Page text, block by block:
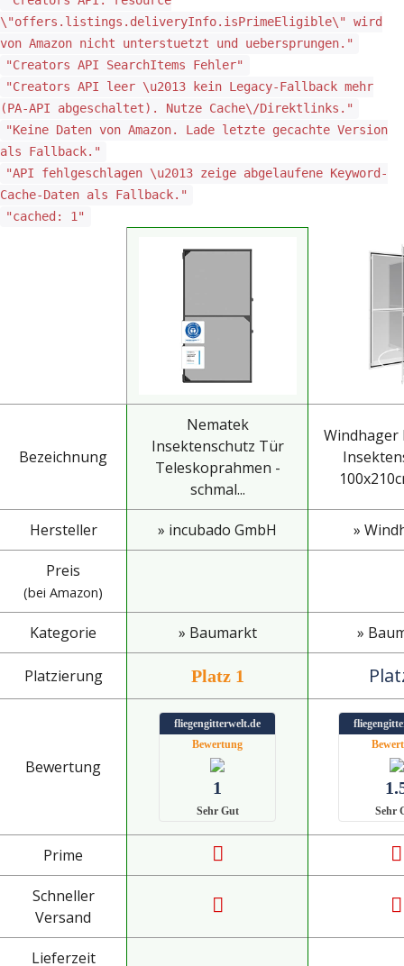
\"offers.listings.deliveryInfo.isPrimeEligible\" wird
von Amazon nicht unterstuetzt und uebersprungen."
"Creators API SearchItems Fehler"
"Creators API leer \u2013 kein Legacy-Fallback mehr
(PA-API abgeschaltet). Nutze Cache\/Direktlinks."
"Keine Daten von Amazon. Lade letzte gecachte Version
als Fallback."
"API fehlgeschlagen \u2013 zeige abgelaufene Keyword-
Cache-Daten als Fallback."
"cached: 1"
Bezeichnung
Nematek
Insektenschutz Tür
Teleskoprahmen -
schmal...
Windhager
Hersteller » incubado GmbH »
Preis
(bei Amazon)
Kategorie » Baumarkt »
Platzierung Platz 1
Bewertung
fliegengitterwelt.de
Bewertung
1
Sehr Gut Sehr
Prime
Schneller
Versand
Lieferzeit